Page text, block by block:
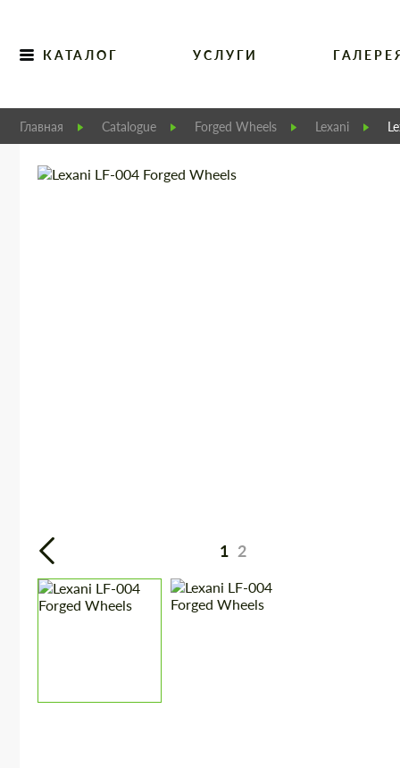
КАТАЛОГ УСЛУГИ
Главная Catalogue Forged Wheels Lexani
1 2